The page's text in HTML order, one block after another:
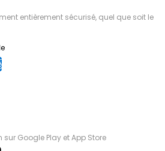
entièrement sécurisé, quel que soit le
Google Play et App Store